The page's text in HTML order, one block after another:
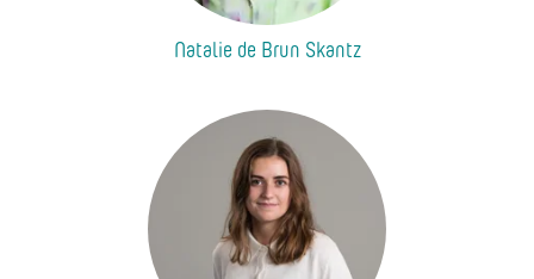
Natalie de Brun Skantz